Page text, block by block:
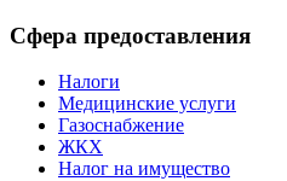
Сфера предоставления
Налоги
Медицинские услуги
Газоснабжение
ЖКХ
Налог на имущество